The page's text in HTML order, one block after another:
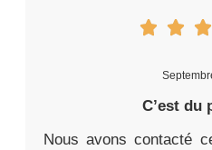
C’est du
Nous avons contacté